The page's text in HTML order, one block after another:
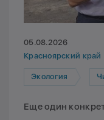
05.08.2026
Красноярский край
Экология
Еще один